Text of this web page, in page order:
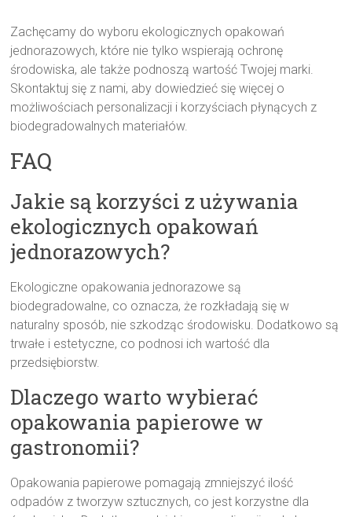
Zachęcamy do wyboru ekologicznych opakowań
jednorazowych, które nie tylko wspierają ochronę
środowiska, ale także podnoszą wartość Twojej marki.
Skontaktuj się z nami, aby dowiedzieć się więcej o
możliwościach personalizacji i korzyściach płynących z
biodegradowalnych materiałów.
FAQ
Jakie są korzyści z używania
ekologicznych opakowań
jednorazowych?
Ekologiczne opakowania jednorazowe są
biodegradowalne, co oznacza, że rozkładają się w
naturalny sposób, nie szkodząc środowisku. Dodatkowo są
trwałe i estetyczne, co podnosi ich wartość dla
przedsiębiorstw.
Dlaczego warto wybierać
opakowania papierowe w
gastronomii?
Opakowania papierowe pomagają zmniejszyć ilość
odpadów z tworzyw sztucznych, co jest korzystne dla